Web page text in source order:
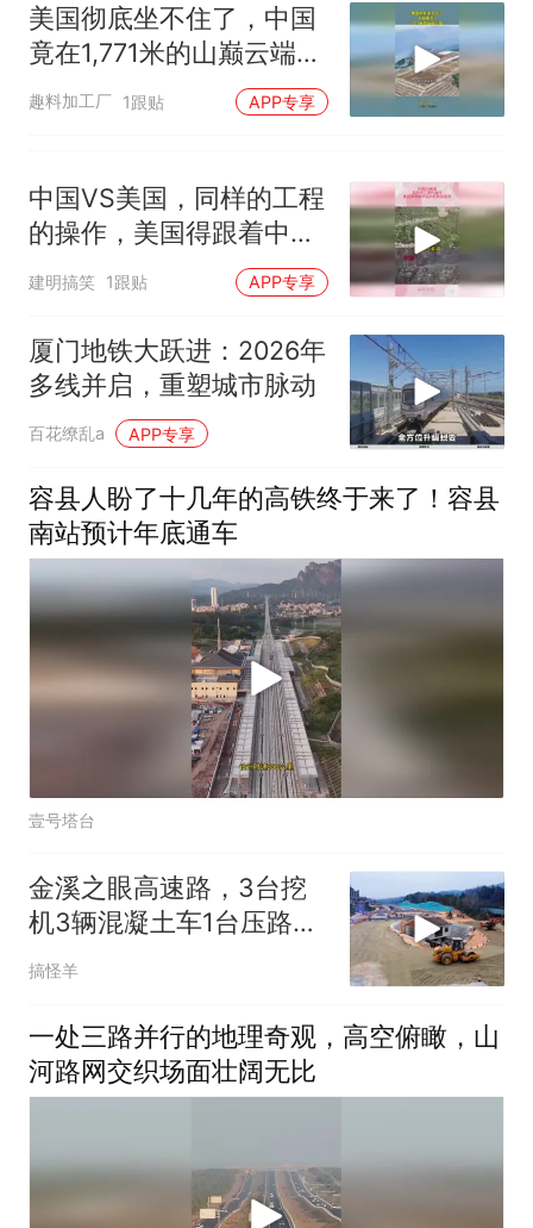
美国彻底坐不住了，中国
竟在1,771米的山巅云端，
架起超级机场
趣料加工厂 1跟贴 APP专享
中国VS美国，同样的工程
的操作，美国得跟着中国
的屁股后面追
建明搞笑 1跟贴 APP专享
厦门地铁大跃进：2026年
多线并启，重塑城市脉动
百花缭乱a APP专享
容县人盼了十几年的高铁终于来了！容县
南站预计年底通车
壹号塔台
金溪之眼高速路，3台挖
机3辆混凝土车1台压路车
20个工人
搞怪羊
一处三路并行的地理奇观，高空俯瞰，山
河路网交织场面壮阔无比